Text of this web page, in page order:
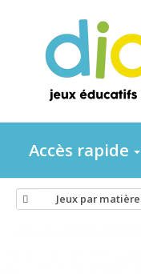
Accès rapide
Jeux par matière